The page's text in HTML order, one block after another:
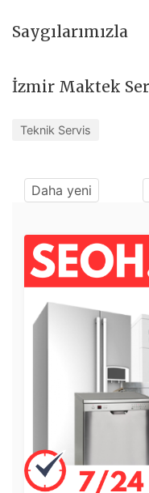
Saygılarımızla
İzmir Maktek
Teknik Servis
Daha yeni